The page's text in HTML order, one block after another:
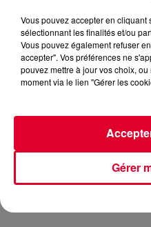
Vous pouvez accepter en cliquant
sélectionnant les finalités et/ou
Vous pouvez également refuser
accepter". Vos préférences ne
pouvez mettre à jour vos choix,
moment via le lien "Gérer les
Gérer